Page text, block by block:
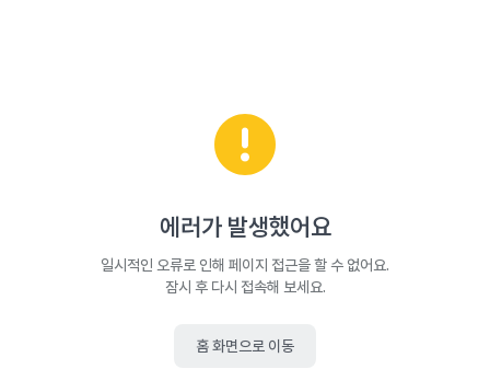
에러가 발생했어요
일시적인 오류로 인해 페이지 접근을 할 수 없어요.
잠시 후 다시 접속해 보세요.
홈 화면으로 이동